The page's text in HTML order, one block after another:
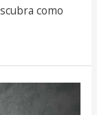
como